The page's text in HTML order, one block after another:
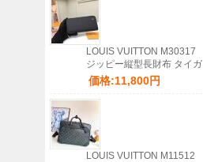
LOUIS VUITTON M30317
ジッピー縦型長財布 タイガ
ブラック サイズ:20x10cm
価格:11,800円
LOUIS VUITTON M11512